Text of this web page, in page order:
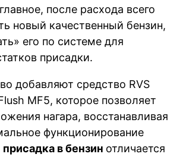
после расхода всего
новый качественный бензин,
его по системе для
присадки.
добавляют средство RVS
MF5, которое позволяет
нагара, восстанавливая
функционирование
присадка в бензин отличается